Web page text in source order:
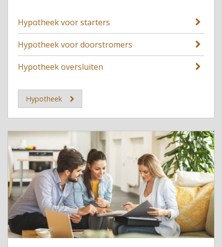
Hypotheek voor starters
Hypotheek voor doorstromers
Hypotheek oversluiten
Hypotheek